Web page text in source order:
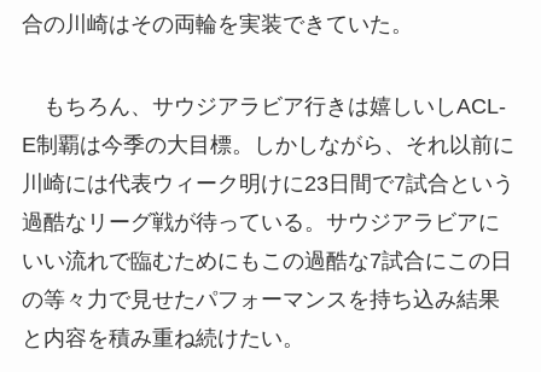
合の川崎はその両輪を実装できていた。
もちろん、サウジアラビア行きは嬉しいしACL-
E制覇は今季の大目標。しかしながら、それ以前に
川崎には代表ウィーク明けに23日間で7試合という
過酷なリーグ戦が待っている。サウジアラビアに
いい流れで臨むためにもこの過酷な7試合にこの日
の等々力で見せたパフォーマンスを持ち込み結果
と内容を積み重ね続けたい。